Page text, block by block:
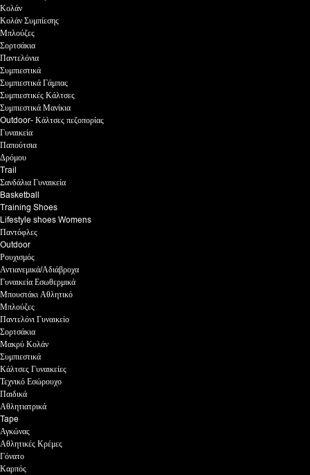
Κολάν
Κολάν Συμπίεσης
Μπλούζες
Σορτσάκια
Παντελόνια
Συμπιεστικά
Συμπιεστικά Γάμπας
Συμπιεστικές Κάλτσες
Συμπιεστικά Μανίκια
Outdoor- Κάλτσες πεζοπορίας
Γυναικεία
Παπούτσια
Δρόμου
Trail
Σανδάλια Γυναικεία
Basketball
Training Shoes
Lifestyle shoes Womens
Παντόφλες
Outdoor
Ρουχισμός
Αντιανεμικά/Αδιάβροχα
Γυναικεία Εσωθερμικά
Μπουστάκι Αθλητικό
Μπλούζες
Παντελόνι Γυναικείο
Σορτσάκια
Μακρύ Κολάν
Συμπιεστικά
Κάλτσες Γυναικείες
Τεχνικό Εσώρουχο
Παιδικά
Αθλητιατρικά
Tape
Αγκώνας
Αθλητικές Κρέμες
Γόνατο
Καρπός